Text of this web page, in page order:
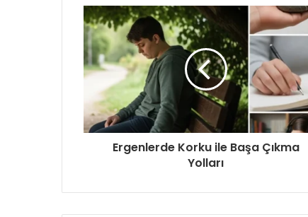
Ergenlerde Korku ile Başa Çıkma
Yolları